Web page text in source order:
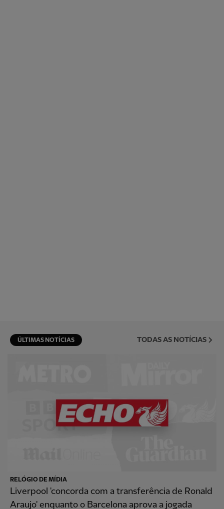
ÚLTIMAS NOTÍCIAS TODAS AS NOTÍCIAS
RELÓGIO DE MÍDIA
Liverpool 'concorda com a transferência de Ronald
Araujo' enquanto o Barcelona aprova a jogada